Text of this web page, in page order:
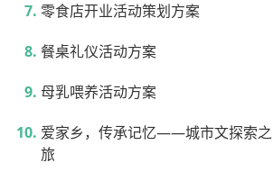
零食店开业活动策划方案
餐桌礼仪活动方案
母乳喂养活动方案
爱家乡，传承记忆——城市文探索之
旅